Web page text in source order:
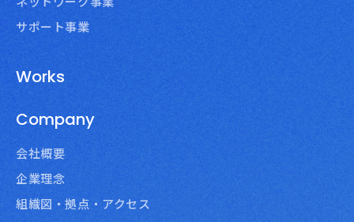
サポート事業
Works
Company
会社概要
企業理念
組織図・拠点・アクセス